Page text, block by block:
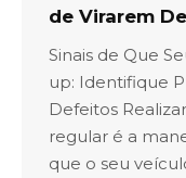
de Virarem
Sinais de Que
up: Identifique
Defeitos
regular é a
que o seu